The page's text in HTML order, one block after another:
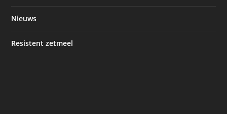
Nieuws
Resistent zetmeel